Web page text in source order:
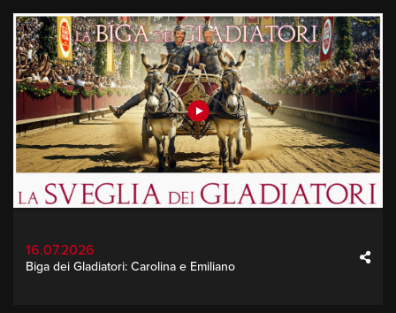
16.07.2026
Biga dei Gladiatori: Carolina e Emiliano